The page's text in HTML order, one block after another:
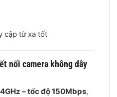
cập từ xa tốt
nối camera không dây
– tốc độ 150Mbps,